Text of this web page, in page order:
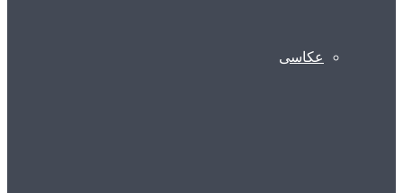
عکاسی